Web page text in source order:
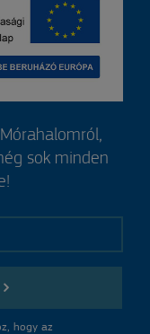
sok minden
hogy az